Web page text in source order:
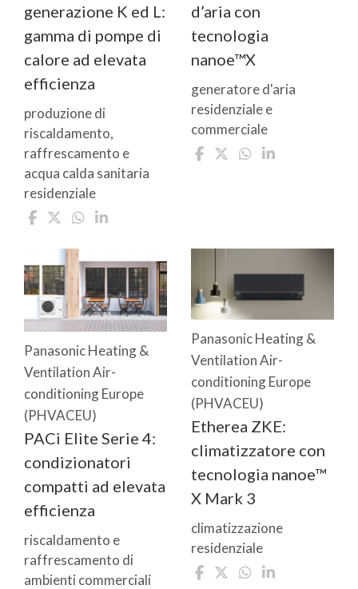
generazione K ed L:
gamma di pompe di
calore ad elevata
efficienza
produzione di
riscaldamento,
raffrescamento e
acqua calda sanitaria
residenziale
d’aria con
tecnologia
nanoe™X
generatore d'aria
residenziale e
commerciale
Panasonic Heating &
Ventilation Air-
conditioning Europe
(PHVACEU)
PACi Elite Serie 4:
condizionatori
compatti ad elevata
efficienza
riscaldamento e
raffrescamento di
ambienti commerciali
Panasonic Heating &
Ventilation Air-
conditioning Europe
(PHVACEU)
Etherea ZKE:
climatizzatore con
tecnologia nanoe™
X Mark 3
climatizzazione
residenziale